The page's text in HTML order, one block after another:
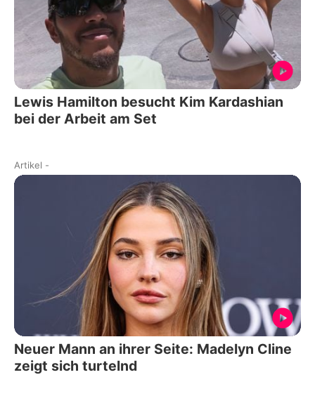
Lewis Hamilton besucht Kim Kardashian
bei der Arbeit am Set
Artikel -
Neuer Mann an ihrer Seite: Madelyn Cline
zeigt sich turtelnd